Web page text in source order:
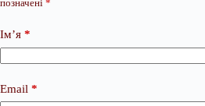
позначені *
Ім’я *
Email *